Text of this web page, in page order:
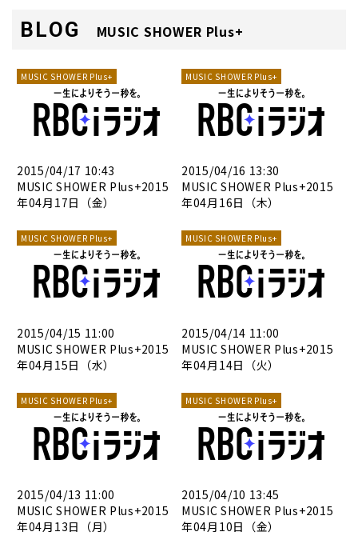
BLOG MUSIC SHOWER Plus+
MUSIC SHOWER Plus+
2015/04/17 10:43
MUSIC SHOWER Plus+2015
年04月17日（金）
MUSIC SHOWER Plus+
2015/04/16 13:30
MUSIC SHOWER Plus+2015
年04月16日（木）
MUSIC SHOWER Plus+
2015/04/15 11:00
MUSIC SHOWER Plus+2015
年04月15日（水）
MUSIC SHOWER Plus+
2015/04/14 11:00
MUSIC SHOWER Plus+2015
年04月14日（火）
MUSIC SHOWER Plus+
2015/04/13 11:00
MUSIC SHOWER Plus+2015
年04月13日（月）
MUSIC SHOWER Plus+
2015/04/10 13:45
MUSIC SHOWER Plus+2015
年04月10日（金）